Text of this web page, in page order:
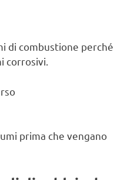
di combustione perché
corrosivi.
prima che vengano